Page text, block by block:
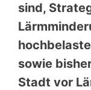
sind,
sowie
Stadt vor